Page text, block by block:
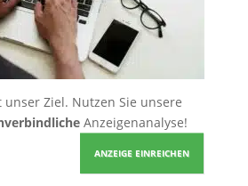
Ziel. Nutzen Sie unsere
Anzeigenanalyse!
ANZEIGE EINREICHEN